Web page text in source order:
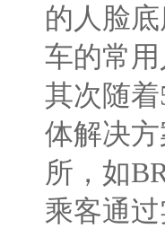
的人脸
车的常
其次随着
体解决
所，如
乘客通